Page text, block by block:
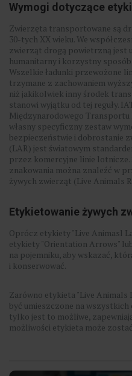
Wymogi dotyczące
Zwierzęta transportowane są
30-tych XX wieku. We
zwierząt drogą powietrzną jest
humanitarny i korzystny
Wszelkie ładunki przewożone
trzymane z zachowaniem
niż jakikolwiek inny środek
stanowi wyjątku od tej reguły.
Międzynarodowego
własny specyficzny zestaw
bezpieczeństwie i dobrostanie
(LAR) jest światowym
przez komercyjne linie lotnicze.
znakowania można znaleźć w
żywych zwierząt (Live Animals
Etykietowanie żywych
Oprócz etykiety "Live Animasl
etykiety "Orientation Arrows"
na pojemniku, aby wskazać,
i konserwować.
Zarówno etykieta "Live Animals
być umieszczone na
tylko jest to możliwe,
możliwości etykieta może